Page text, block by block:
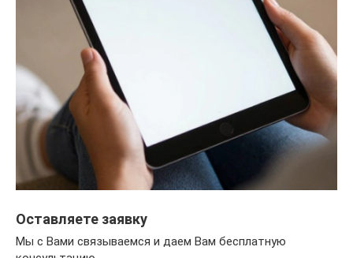
Оставляете заявку
Мы с Вами связываемся и даем Вам бесплатную